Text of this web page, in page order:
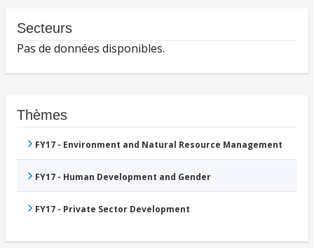
Secteurs
Pas de données disponibles.
Thèmes
FY17 - Environment and Natural Resource Management
FY17 - Human Development and Gender
FY17 - Private Sector Development